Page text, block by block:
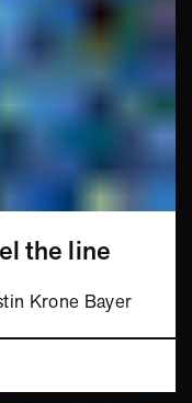
the line
Krone Bayer